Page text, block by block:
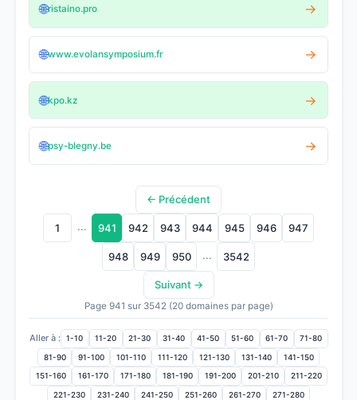
🌐ristaino.pro →
🌐www.evolansymposium.fr →
🌐kpo.kz →
🌐psy-blegny.be →
← Précédent
1 ... 941 942 943 944 945 946 947
948 949 950 ... 3542
Suivant →
Page 941 sur 3542 (20 domaines par page)
Aller à : 1-10 11-20 21-30 31-40 41-50 51-60 61-70 71-80
81-90 91-100 101-110 111-120 121-130 131-140 141-150
151-160 161-170 171-180 181-190 191-200 201-210 211-220
221-230 231-240 241-250 251-260 261-270 271-280